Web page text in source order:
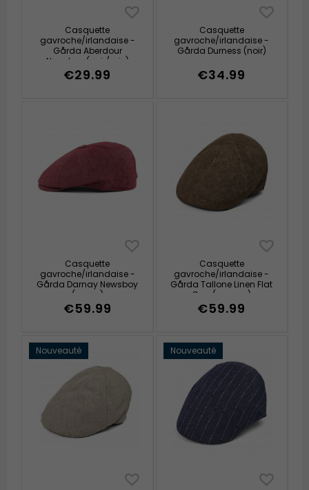
Casquette
gavroche/irlandaise -
Gårda Aberdour
Newsboy (noir/gris)
€29.99
Casquette
gavroche/irlandaise -
Gårda Durness (noir)
€34.99
Casquette
gavroche/irlandaise -
Gårda Darnay Newsboy
(rouge)
€59.99
Casquette
gavroche/irlandaise -
Gårda Tallone Linen Flat
Cap (marron)
€59.99
Nouveauté Nouveauté